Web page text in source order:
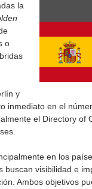
la
o
y
inmediato en el
el Directory of
en los
visibilidad e
Ambos objetivos